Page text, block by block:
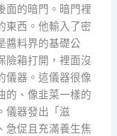
面的暗門。暗門裡
東西。他輸入了密
醬料界的基礎公
險箱打開，裡面沒
儀器。這儀器很像
的、像韭菜一樣的
儀器發出「滋
促且充滿養生焦